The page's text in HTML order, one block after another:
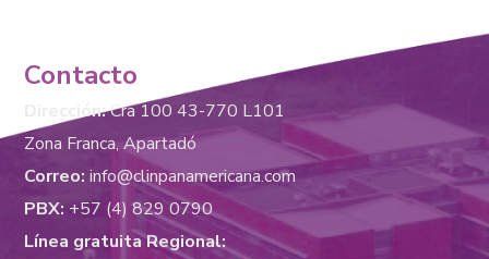
Contacto
Dirección:Cra 100 43-770 L101
Zona Franca, Apartadó
Correo: info@clinpanamericana.com
PBX: +57 (4) 829 0790
Línea gratuita Regional: